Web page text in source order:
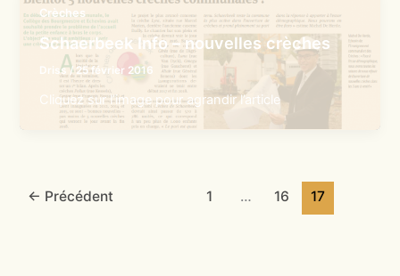
Crèches
Schaerbeek Info – nouvelles crèches
Driss/25 février 2016
Cliquez sur l’image pour agrandir l’article
← Précédent 1 … 16 17